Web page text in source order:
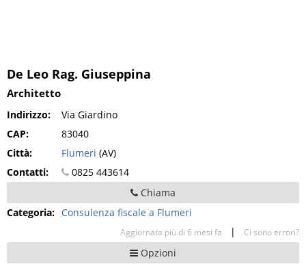
De Leo Rag. Giuseppina
Architetto
Indirizzo:
Via Giardino
CAP:
83040
Città:
Flumeri (AV)
Contatti:
0825 443614
Chiama
Categoria: Consulenza fiscale a Flumeri
Aggiornata più di 6 mesi fa | Ci sono errori?
Opzioni